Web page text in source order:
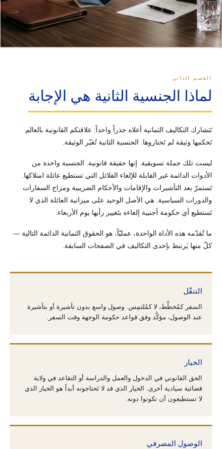
القسم الثاني
لماذا الجنسية الثانية هي الإجابة
تَتشارك التكاليف الثمانية أعلاه جذراً واحداً: علاقتكم القانونية بالعالم
تَحكمها وثيقة لم تَختاروها. الجنسية الثانية تُغيّر الوثيقة.
ليست تلك جملة تسويقية. إنها حقيقة قانونية. الجنسية واحدة من
الأدوات الدائمة غير القابلة للإلغاء القلائل التي تستطيع عائلة امتلاكها.
تَستمرّ بعد التأشيرات والإقامات والأحكام الضريبية ومزاج السفارات
والدورات السياسية. هي الأصل الوحيد على ميزانية العائلة الذي لا
تَستطيع أي حكومة أجنبية إلغاءه بتَغيير رأيها يوم الأربعاء.
ما تُقدّمه هذه الأداة الواحدة، عمليّاً، هو الحقوق الثمانية الدائمة التالية —
كلّ منها يَرتبط بإحدى التكاليف في الصفحات السابقة.
التنقّل
السفر كمُخطِّط، لا كمُلتمِس. وصول واسع بدون تأشيرة أو بتأشيرة
عند الوصول، مؤكَّد وفق قواعد حكومة الوجهة وقت السفر.
الخيار
الحق القانوني في الدخول والعمل والدراسة أو التقاعد في ولاية
قضائية سيادية أخرى. الخيار الذي قد لا تَحتاجونه أبداً هو الخيار الذي
لا تستطيعون أن تكونوا دونه.
الوصول المصرفي